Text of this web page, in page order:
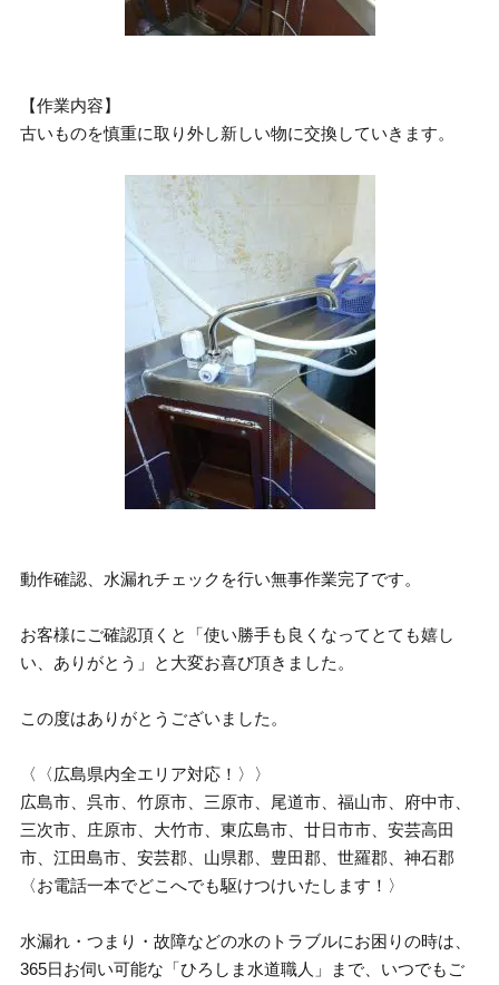
【作業内容】
古いものを慎重に取り外し新しい物に交換していきます。
動作確認、水漏れチェックを行い無事作業完了です。
お客様にご確認頂くと「使い勝手も良くなってとても嬉し
い、ありがとう」と大変お喜び頂きました。
この度はありがとうございました。
〈〈広島県内全エリア対応！〉〉
広島市、呉市、竹原市、三原市、尾道市、福山市、府中市、
三次市、庄原市、大竹市、東広島市、廿日市市、安芸高田
市、江田島市、安芸郡、山県郡、豊田郡、世羅郡、神石郡
〈お電話一本でどこへでも駆けつけいたします！〉
水漏れ・つまり・故障などの水のトラブルにお困りの時は、
365日お伺い可能な「ひろしま水道職人」まで、いつでもご